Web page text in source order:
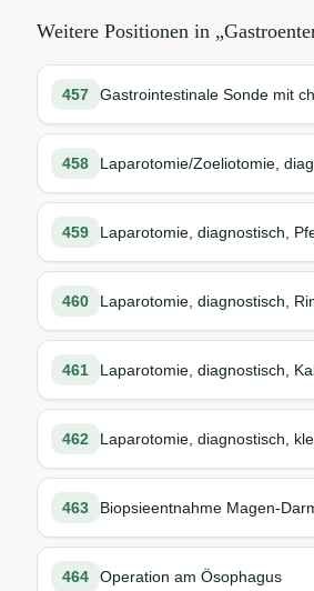
Weitere Positionen in „
457 Gastrointestinale Sonde mit
458 Laparotomie/Zoeliotomie,
459 Laparotomie, diagnostisch,
460 Laparotomie, diagnostisch,
461 Laparotomie, diagnostisch,
462 Laparotomie, diagnostisch,
463 Biopsieentnahme Magen-
464 Operation am Ösophagus